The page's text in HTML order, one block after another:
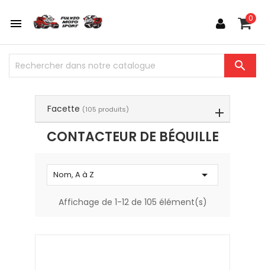
 0

Facette (105 produits)
CONTACTEUR DE BÉQUILLE
Nom, A à Z 
Affichage de 1-12 de 105 élément(s)